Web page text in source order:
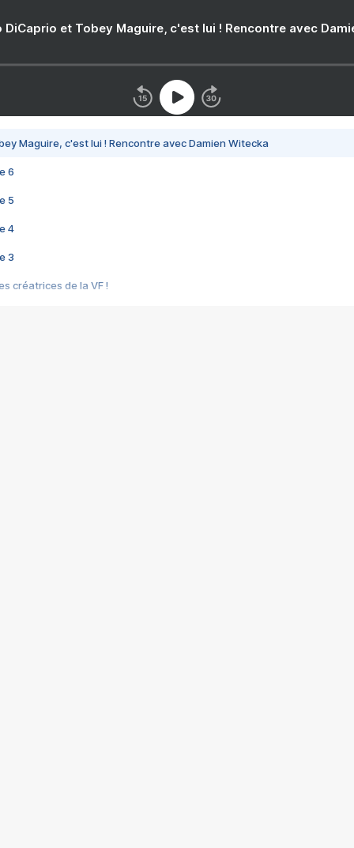
DiCaprio et Tobey Maguire, c'est lui ! Rencontre avec
Maguire, c'est lui ! Rencontre avec Damien Witecka
6
5
4
3
créatrices de la VF !